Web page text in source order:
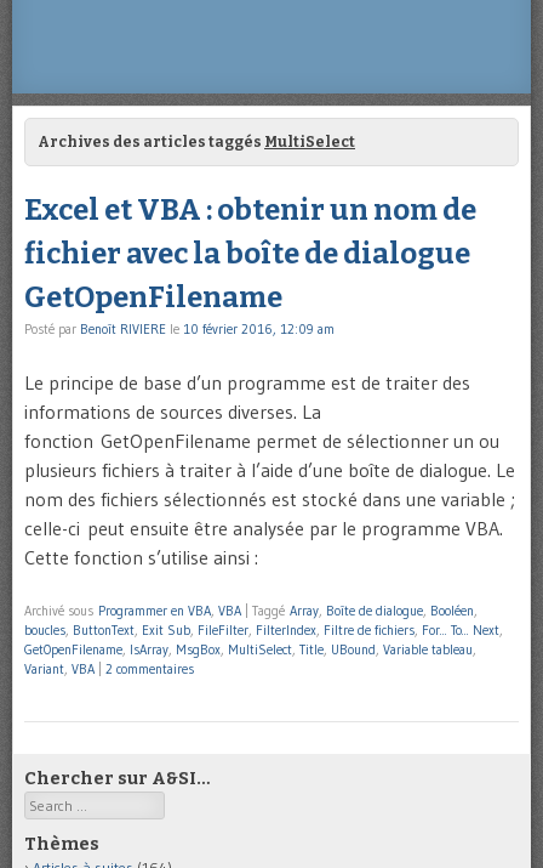
Archives des articles taggés MultiSelect
Excel et VBA : obtenir un nom de
fichier avec la boîte de dialogue
GetOpenFilename
Posté par Benoît RIVIERE le 10 février 2016, 12:09 am
Le principe de base d’un programme est de traiter des
informations de sources diverses. La
fonction GetOpenFilename permet de sélectionner un ou
plusieurs fichiers à traiter à l’aide d’une boîte de dialogue. Le
nom des fichiers sélectionnés est stocké dans une variable ;
celle-ci peut ensuite être analysée par le programme VBA.
Cette fonction s’utilise ainsi :
Archivé sous Programmer en VBA, VBA Taggé Array, Boîte de dialogue, Booléen,
boucles, ButtonText, Exit Sub, FileFilter, FilterIndex, Filtre de fichiers, For... To... Next,
GetOpenFilename, IsArray, MsgBox, MultiSelect, Title, UBound, Variable tableau,
Variant, VBA 2 commentaires
Chercher sur A&SI…
Search
Thèmes